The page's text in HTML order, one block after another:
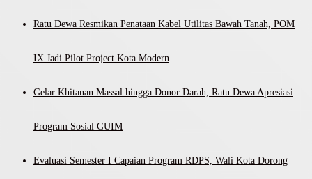
Ratu Dewa Resmikan Penataan Kabel Utilitas Bawah Tanah, POM
IX Jadi Pilot Project Kota Modern
Gelar Khitanan Massal hingga Donor Darah, Ratu Dewa Apresiasi
Program Sosial GUIM
Evaluasi Semester I Capaian Program RDPS, Wali Kota Dorong